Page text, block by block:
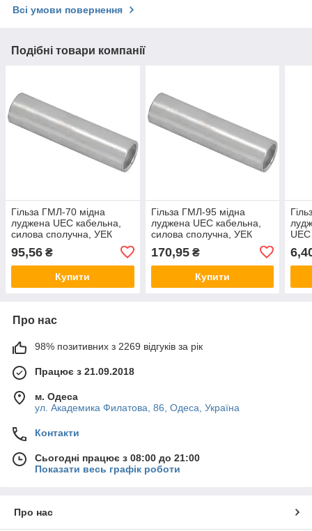
Всі умови повернення
Подібні товари компанії
Гільза ГМЛ-70 мідна
луджена UEC кабельна,
силова сполучна, УЕК
95,56 ₴
Купити
Гільза ГМЛ-95 мідна
луджена UEC кабельна,
силова сполучна, УЕК
170,95₴
Купити
Про нас
98% позитивних з 2269 відгуків за рік
Працює з 21.09.2018
м. Одеса
ул. Академика Филатова, 86, Одеса, Україна
Контакти
Сьогодні працює з 08:00 до 21:00
Показати весь графік роботи
Про нас